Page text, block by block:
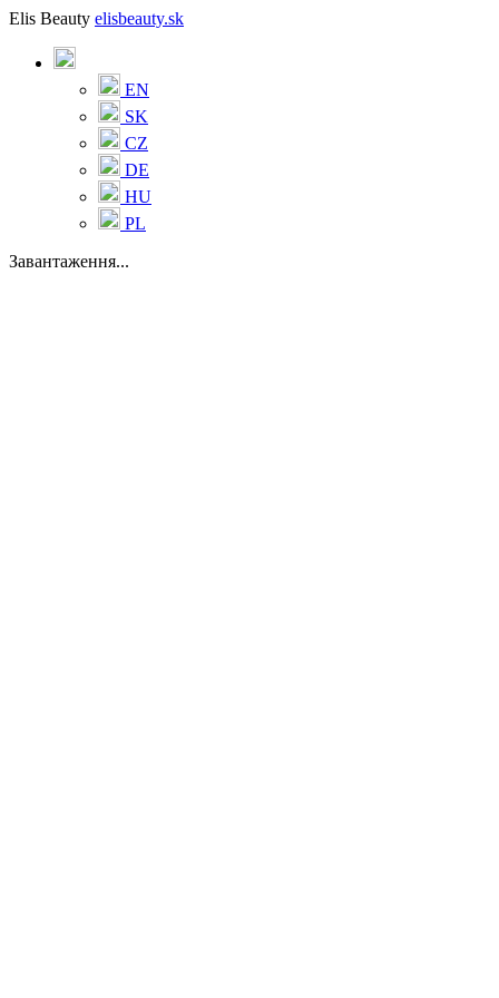
Elis Beauty elisbeauty.sk
EN
SK
CZ
DE
HU
PL
Завантаження...